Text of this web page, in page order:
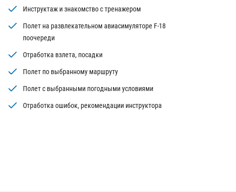
Инструктаж и знакомство с тренажером
Полет на развлекательном авиасимуляторе F-18
поочереди
Отработка взлета, посадки
Полет по выбранному маршруту
Полет с выбранными погодными условиями
Отработка ошибок, рекомендации инструктора